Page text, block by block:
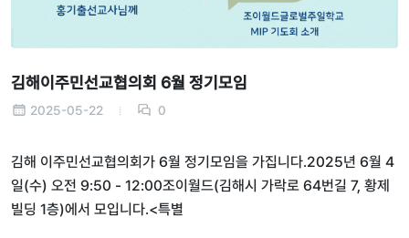
김해이주민선교협의회 6월 정기모임
2025-05-22 0
김해 이주민선교협의회가 6월 정기모임을 가집니다.2025년 6월 4
일(수) 오전 9:50 - 12:00조이월드(김해시 가락로 64번길 7, 황제
빌딩 1층)에서 모입니다.<특별